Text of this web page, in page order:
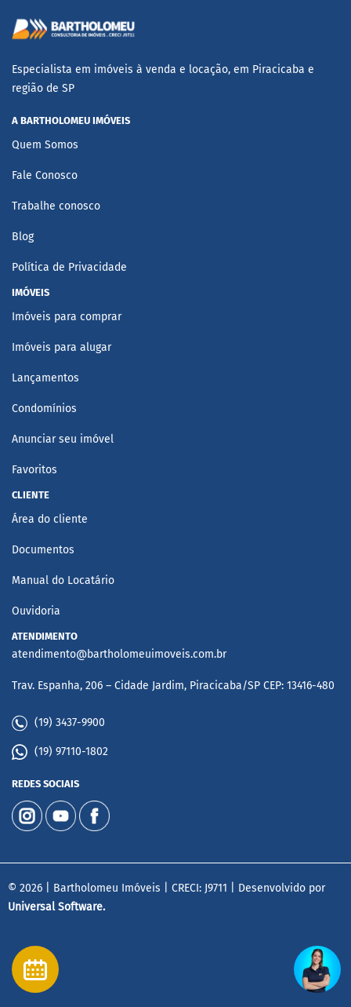
Especialista em imóveis à venda e locação, em Piracicaba e
região de SP
A BARTHOLOMEU IMÓVEIS
Quem Somos
Fale Conosco
Trabalhe conosco
Blog
Política de Privacidade
IMÓVEIS
Imóveis para comprar
Imóveis para alugar
Lançamentos
Condomínios
Anunciar seu imóvel
Favoritos
CLIENTE
Área do cliente
Documentos
Manual do Locatário
Ouvidoria
ATENDIMENTO
atendimento@bartholomeuimoveis.com.br
Trav. Espanha, 206 – Cidade Jardim, Piracicaba/SP CEP: 13416-480
(19) 3437-9900
(19) 97110-1802
REDES SOCIAIS
© 2026 | Bartholomeu Imóveis | CRECI: J9711 | Desenvolvido por
Universal Software.